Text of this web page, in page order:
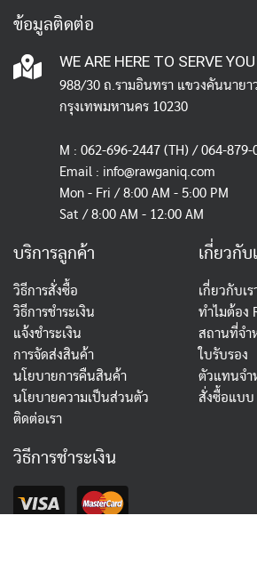
ข้อมูลติดต่อ
WE ARE HERE TO SERVE YOU
988/30 ถ.รามอินทรา แขวงคันนายา
กรุงเทพมหานคร 10230
M : 062-696-2447 (TH) / 064-879-
Email : info@rawganiq.com
Mon - Fri / 8:00 AM - 5:00 PM
Sat / 8:00 AM - 12:00 AM
บริการลูกค้า
วิธีการสั่งซื้อ
วิธีการชำระเงิน
แจ้งชำระเงิน
การจัดส่งสินค้า
นโยบายการคืนสินค้า
นโยบายความเป็นส่วนตัว
ติดต่อเรา
เกี่ยวกับ
เกี่ยวกับเร
ทำไมต้อง
สถานที่จำ
ใบรับรอง
ตัวแทนจำ
สั่งซื้อแบบ
วิธีการชำระเงิน